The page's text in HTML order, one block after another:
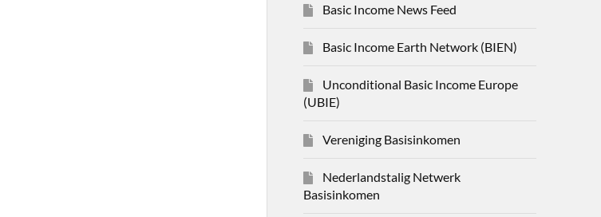
Basic Income News Feed
Basic Income Earth Network (BIEN)
Unconditional Basic Income Europe
(UBIE)
Vereniging Basisinkomen
Nederlandstalig Netwerk
Basisinkomen